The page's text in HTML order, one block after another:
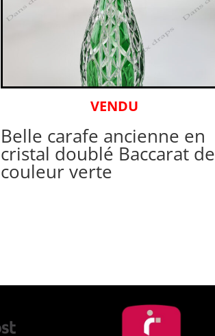
VENDU
Belle carafe ancienne en
cristal doublé Baccarat de
couleur verte